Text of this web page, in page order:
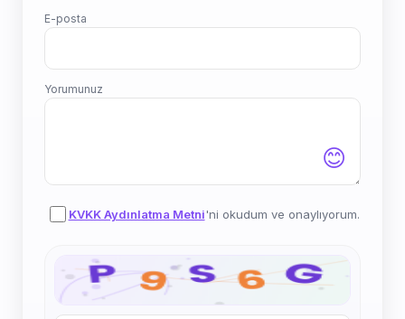
E-posta
Yorumunuz
😊
KVKK Aydınlatma Metni'ni okudum ve onaylıyorum.